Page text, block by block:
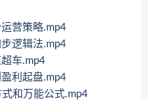
营策略.mp4
逻辑法.mp4
车.mp4
利起盘.mp4
和万能公式.mp4